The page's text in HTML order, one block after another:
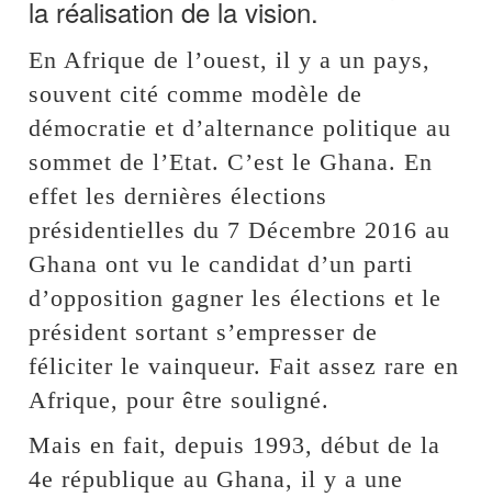
la réalisation de la vision.
En Afrique de l’ouest, il y a un pays,
souvent cité comme modèle de
démocratie et d’alternance politique au
sommet de l’Etat. C’est le Ghana. En
effet les dernières élections
présidentielles du 7 Décembre 2016 au
Ghana ont vu le candidat d’un parti
d’opposition gagner les élections et le
président sortant s’empresser de
féliciter le vainqueur. Fait assez rare en
Afrique, pour être souligné.
Mais en fait, depuis 1993, début de la
4e république au Ghana, il y a une